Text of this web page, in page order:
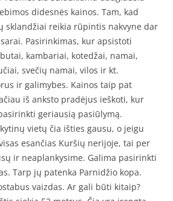
didesnės kainos. Tam, kad
sklandžiai reikia rūpintis nakvyne dar
Pasirinkimas, kur apsistoti
kambariai, kotedžai, namai,
svečių namai, vilos ir kt.
ir galimybes. Kainos taip pat
iš anksto pradėjus ieškoti, kur
geriausią pasiūlymą.
vietų čia išties gausu, o jeigu
esančias Kuršių nerijoje, tai per
ir neaplankysime. Galima pasirinkti
Tarp jų patenka Parnidžio kopa.
vaizdas. Ar gali būti kitaip?